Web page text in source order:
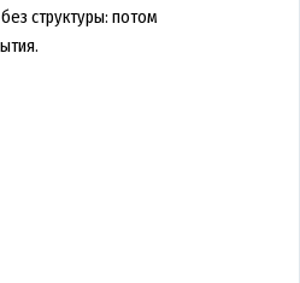
структуры: потом